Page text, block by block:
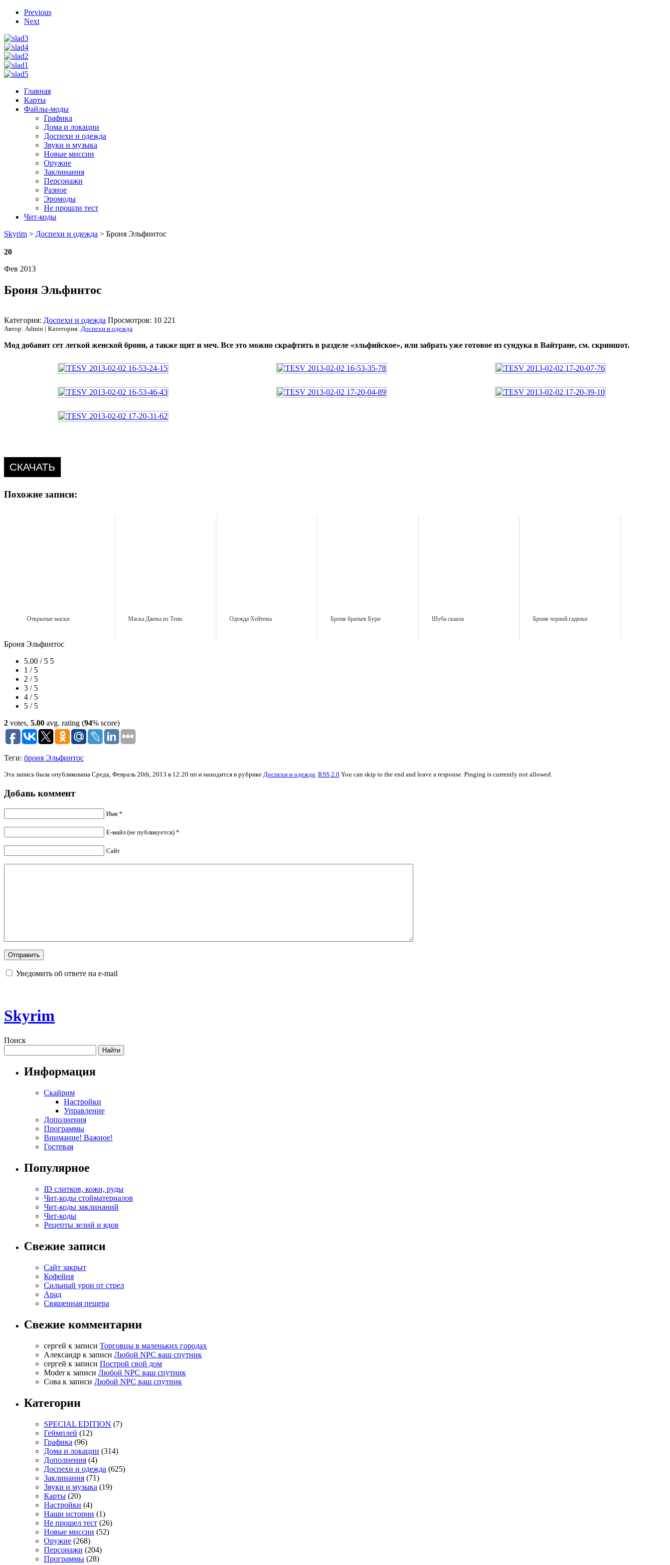
Previous
Next
Главная
Карты
Файлы-моды
Графика
Дома и локации
Доспехи и одежда
Звуки и музыка
Новые миссии
Оружие
Заклинания
Персонажи
Разное
Эромоды
Не прошли тест
Чит-коды
Skyrim > Доспехи и одежда > Броня Эльфинтос
20
Фев 2013
Броня Эльфинтос
Категория: Доспехи и одежда Просмотров: 10 221
Автор: Admin | Категория: Доспехи и одежда
Мод добавит сет легкой женской брони, а также щит и меч. Все это можно скрафтить в разделе «эльфийское», или забрать уже готовое из сундука в Вайтране, см. скриншот.
СКАЧАТЬ
Похожие записи:
Открытые маски Маска Джека из Тени Одежда Хейтема Броня братьев Бури Шуба скаала Броня черной гадюки
Броня Эльфинтос
5.00 / 5 5
1 / 5
2 / 5
3 / 5
4 / 5
5 / 5
2 votes, 5.00 avg. rating (94% score)
Теги: броня Эльфинтос
Эта запись была опубликована Среда, Февраль 20th, 2013 в 12:20 пп и находится в рубрике Доспехи и одежда. RSS 2.0 You can skip to the end and leave a response. Pinging is currently not allowed.
Добавь коммент
Имя *
Е-майл (не публикуется) *
Сайт
Уведомить об ответе на e-mail
Skyrim
Поиск
Информация
Скайрим
Настройки
Управление
Дополнения
Программы
Внимание! Важное!
Гостевая
Популярное
ID слитков, кожи, руды
Чит-коды стойматериалов
Чит-коды заклинаний
Чит-коды
Рецепты зелий и ядов
Свежие записи
Сайт закрыт
Кофейня
Cильный урон от стрел
Арад
Священная пещера
Свежие комментарии
cергей к записи Торговцы в маленьких городах
Александр к записи Любой NPC ваш спутник
cергей к записи Построй свой дом
Moderк записи Любой NPC ваш спутник
Сова к записи Любой NPC ваш спутник
Категории
SPECIAL EDITION (7)
Геймплей (12)
Графика (96)
Дома и локации (314)
Дополнения (4)
Доспехи и одежда (625)
Заклинания (71)
Звуки и музыка (19)
Карты (20)
Настройки (4)
Наши истории (1)
Не прошел тест (26)
Новые миссии (52)
Оружие (268)
Персонажи (204)
Программы (28)